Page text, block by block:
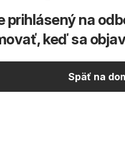
prihlásený na
keď sa
Späť na